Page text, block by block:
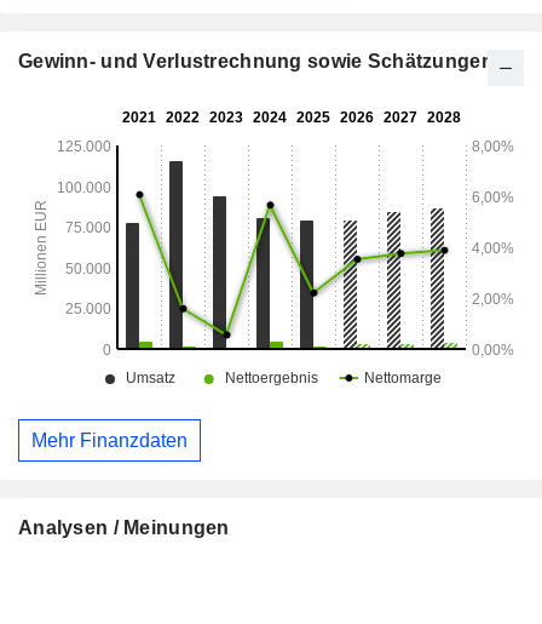
Gewinn- und Verlustrechnung sowie Schätzungen
Mehr Finanzdaten
Analysen / Meinungen